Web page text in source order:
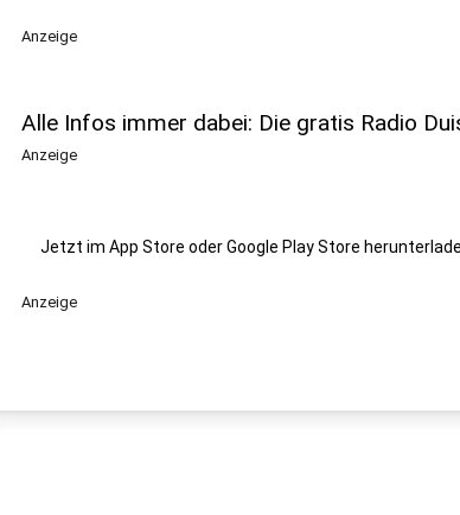
Anzeige
Alle Infos immer dabei: Die gratis Radio
Anzeige
Jetzt im App Store oder Google Play Store
Anzeige